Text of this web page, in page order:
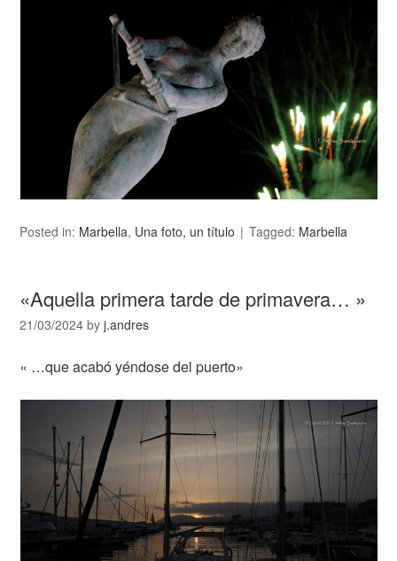
Posted in: Marbella, Una foto, un título Tagged: Marbella
«Aquella primera tarde de primavera… »
21/03/2024 byj.andres
« …que acabó yéndose del puerto»